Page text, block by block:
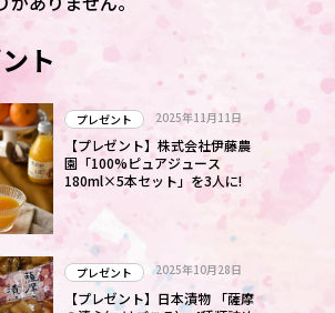
ト
プレゼント 2025年11月11日
【プレゼント】株式会社伊藤農
園「100%ピュアジュース
180ml×5本セット」を3人に!
プレゼント 2025年10月28日
【プレゼント】日本漬物 「薩摩